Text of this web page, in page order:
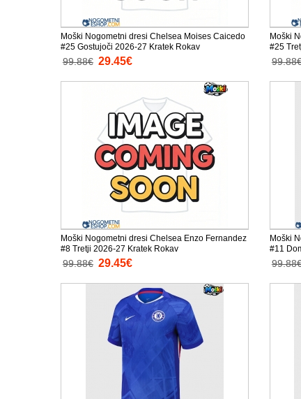
Moški Nogometni dresi Chelsea Moises Caicedo
#25 Gostujoči 2026-27 Kratek Rokav
99.88€ 29.45€
Moški
#25
Moški Nogometni dresi Chelsea Enzo Fernandez
#8 Tretji 2026-27 Kratek Rokav
99.88€ 29.45€
Moški
#11